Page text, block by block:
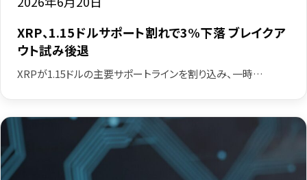
XRP、1.15ドルサポート割れで3%下落 ブレイクア
ウト試み後退
XRPが1.15ドルの主要サポートラインを割り込み、一時…